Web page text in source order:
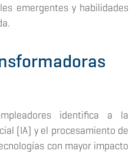
emergentes y habilidades
identifica a la
(IA) y el procesamiento de
con mayor impacto